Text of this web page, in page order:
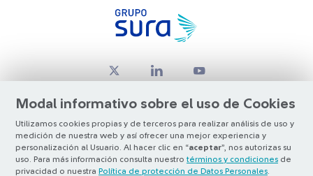
Modal informativo sobre el uso de Cookies
Utilizamos cookies propias y de terceros para realizar análisis de uso y
medición de nuestra web y así ofrecer una mejor experiencia y
personalización al Usuario. Al hacer clic en “aceptar”, nos autorizas su
uso. Para más información consulta nuestro términos y condiciones de
privacidad o nuestra Política de protección de Datos Personales
© Copyright Grupo SURA 2026